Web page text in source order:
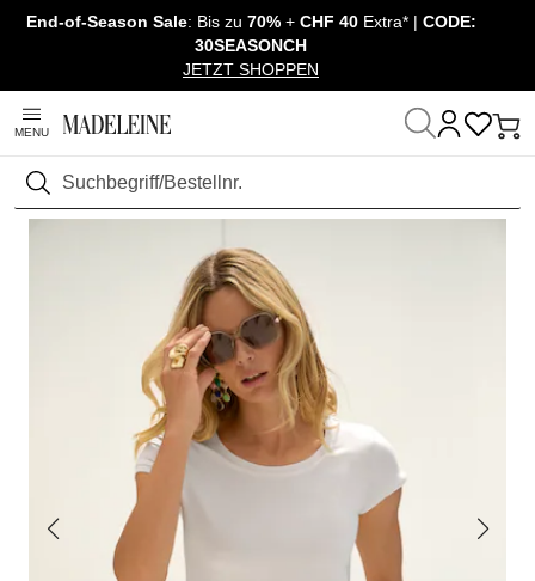
Navigation überspringen, direkt zum Inhalt
End-of-Season Sale: Bis zu 70%+ CHF 40 Extra* | CODE:
30SEASONCH
JETZT SHOPPEN
MENU
Suchen
Startseite Mode